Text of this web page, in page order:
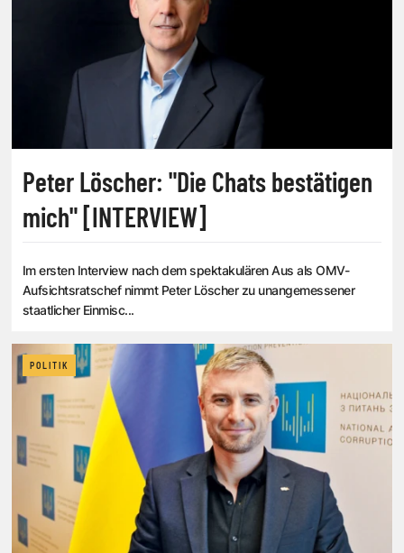
Peter Löscher: "Die Chats bestätigen
mich" [INTERVIEW]
Im ersten Interview nach dem spektakulären Aus als OMV-
Aufsichtsratschef nimmt Peter Löscher zu unangemessener
staatlicher Einmisc...
POLITIK